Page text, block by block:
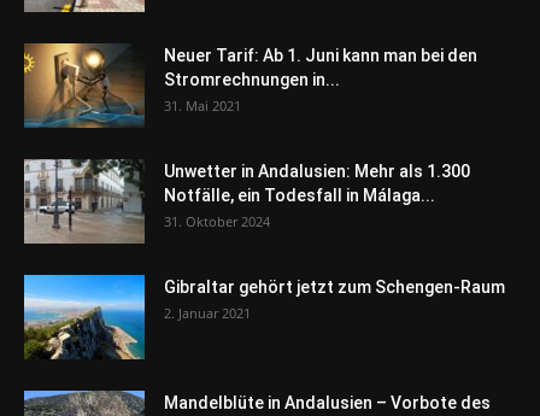
Neuer Tarif: Ab 1. Juni kann man bei den
Stromrechnungen in...
31. Mai 2021
Unwetter in Andalusien: Mehr als 1.300
Notfälle, ein Todesfall in Málaga...
31. Oktober 2024
Gibraltar gehört jetzt zum Schengen-Raum
2. Januar 2021
Mandelblüte in Andalusien – Vorbote des